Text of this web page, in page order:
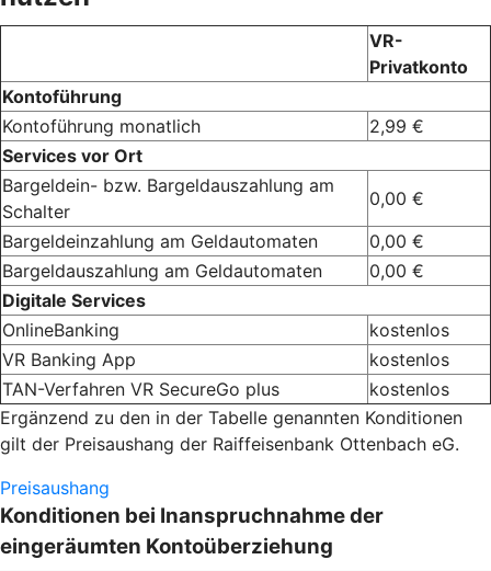
VR-
Privatkonto
Kontoführung
Kontoführung monatlich
2,99 €
Services vor Ort
Bargeldein- bzw. Bargeldauszahlung am
Schalter
0,00 €
Bargeldeinzahlung am Geldautomaten
0,00 €
Bargeldauszahlung am Geldautomaten
0,00 €
Digitale Services
OnlineBanking
kostenlos
VR Banking App
kostenlos
TAN-Verfahren VR SecureGo plus
kostenlos
Ergänzend zu den in der Tabelle genannten Konditionen
gilt der Preisaushang der Raiffeisenbank Ottenbach eG.
Preisaushang
Konditionen bei Inanspruchnahme der
eingeräumten Kontoüberziehung